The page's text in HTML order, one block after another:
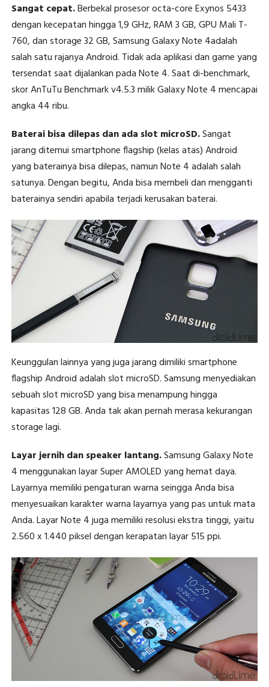
Sangat cepat.Berbekal prosesor octa-core Exynos 5433
dengan kecepatan hingga 1,9 GHz, RAM 3 GB, GPU Mali T-
760, dan storage 32 GB, Samsung Galaxy Note 4adalah
salah satu rajanya Android. Tidak ada aplikasi dan game yang
tersendat saat dijalankan pada Note 4. Saat di-benchmark,
skor AnTuTu Benchmark v4.5.3 milik Galaxy Note 4 mencapai
angka 44 ribu.
Baterai bisa dilepas dan ada slot microSD.Sangat
jarang ditemui smartphone flagship (kelas atas) Android
yang baterainya bisa dilepas, namun Note 4 adalah salah
satunya. Dengan begitu, Anda bisa membeli dan mengganti
baterainya sendiri apabila terjadi kerusakan baterai.
Keunggulan lainnya yang juga jarang dimiliki smartphone
flagship Android adalah slot microSD. Samsung menyediakan
sebuah slot microSD yang bisa menampung hingga
kapasitas 128 GB. Anda tak akan pernah merasa kekurangan
storage lagi.
Layar jernih dan speaker lantang.Samsung Galaxy Note
4 menggunakan layar Super AMOLED yang hemat daya.
Layarnya memiliki pengaturan warna seingga Anda bisa
menyesuaikan karakter warna layarnya yang pas untuk mata
Anda. Layar Note 4 juga memiliki resolusi ekstra tinggi, yaitu
2.560 x 1.440 piksel dengan kerapatan layar 515 ppi.